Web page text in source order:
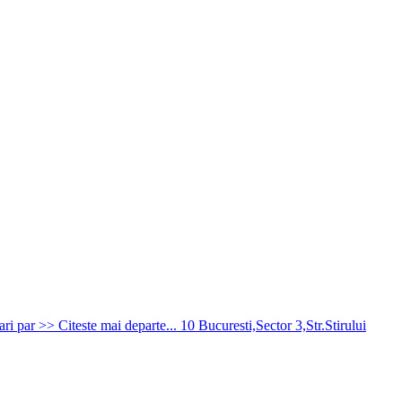
par >> Citeste mai departe... 10 Bucuresti,Sector 3,Str.Stirului